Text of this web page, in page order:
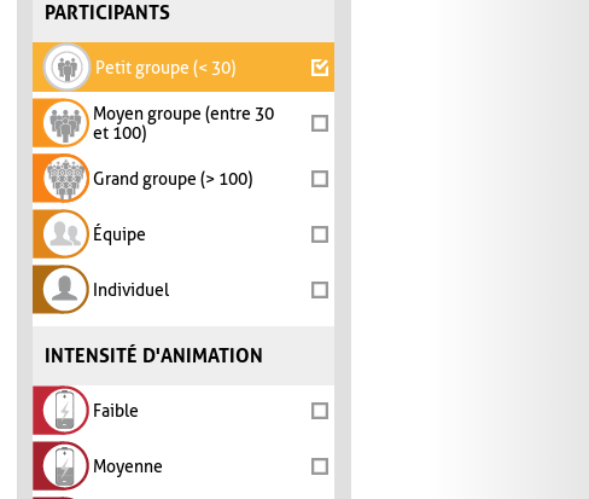
PARTICIPANTS
Petit groupe (< 30)
Moyen groupe (entre 30
et 100)
Grand groupe (> 100)
Équipe
Individuel
INTENSITÉ D'ANIMATION
Faible
Moyenne